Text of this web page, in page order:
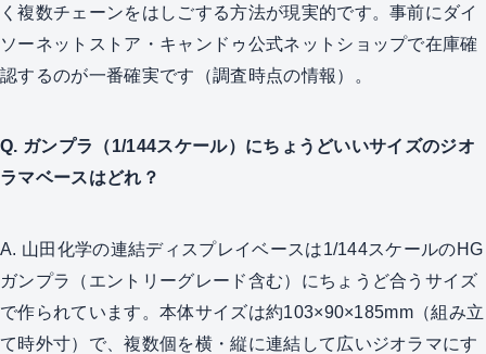
く複数チェーンをはしごする方法が現実的です。事前にダイ
ソーネットストア・キャンドゥ公式ネットショップで在庫確
認するのが一番確実です（調査時点の情報）。
Q. ガンプラ（1/144スケール）にちょうどいいサイズのジオ
ラマベースはどれ？
A. 山田化学の連結ディスプレイベースは1/144スケールのHG
ガンプラ（エントリーグレード含む）にちょうど合うサイズ
で作られています。本体サイズは約103×90×185mm（組み立
て時外寸）で、複数個を横・縦に連結して広いジオラマにす